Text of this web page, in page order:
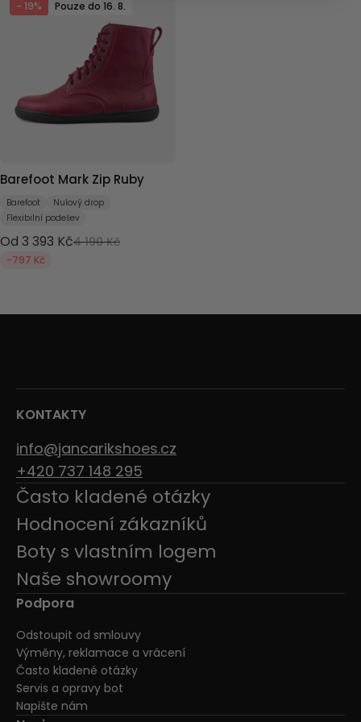
- 19% Pouze do 16. 8.
Barefoot Mark Zip Ruby
Barefoot
Nulový drop
Flexibilní podešev
Od 3 393 Kč4 190 Kč
-797 Kč
KONTAKTY
info@jancarikshoes.cz
+420 737 148 295
Často kladené otázky
Hodnocení zákazníků
Boty s vlastním logem
Naše showroomy
Podpora
Odstoupit od smlouvy
Výměny, reklamace a vrácení
Často kladené otázky
Servis a opravy bot
Napište nám